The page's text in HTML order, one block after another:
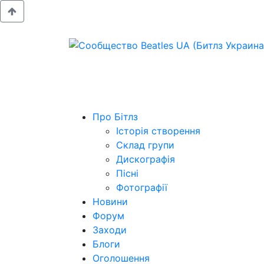
Про Бітлз
Історія створення
Склад групи
Дискографія
Пісні
Фотографії
Новини
Форум
Заходи
Блоги
Оголошення